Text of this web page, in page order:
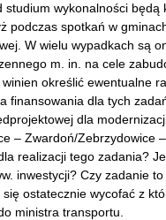
studium wykonalności będą
podczas spotkań w
W wielu wypadkach są
m. in. na cele
określić ewentualne
finansowania dla tych
dla
– Zwardoń/Zebrzydowice
realizacji tego zadania?
inwestycji? Czy zadanie
ostatecznie wycofać z
ministra transportu.